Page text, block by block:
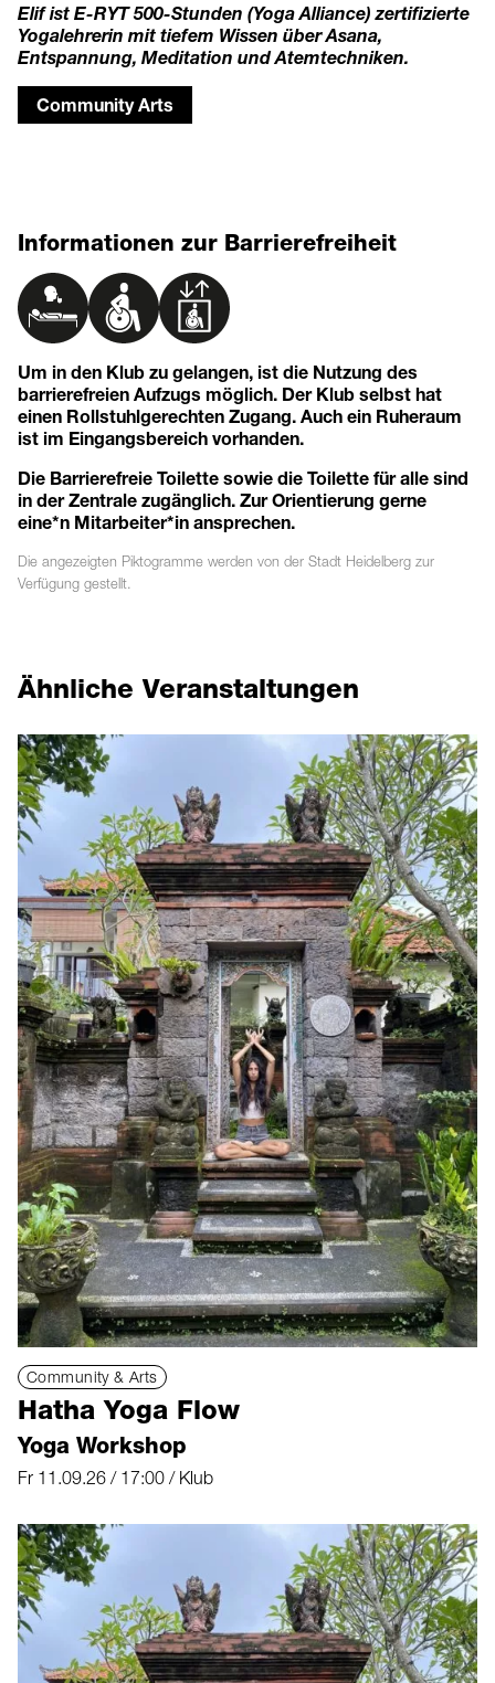
Elif ist E-RYT 500-Stunden (Yoga Alliance) zertifizierte
Yogalehrerin mit tiefem Wissen über Asana,
Entspannung, Meditation und Atemtechniken.
Community Arts
Informationen zur Barrierefreiheit
Um in den Klub zu gelangen, ist die Nutzung des
barrierefreien Aufzugs möglich. Der Klub selbst hat
einen Rollstuhlgerechten Zugang. Auch ein Ruheraum
ist im Eingangsbereich vorhanden.
Die Barrierefreie Toilette sowie die Toilette für alle sind
in der Zentrale zugänglich. Zur Orientierung gerne
eine*n Mitarbeiter*in ansprechen.
Die angezeigten Piktogramme werden von der Stadt Heidelberg zur
Verfügung gestellt.
Ähnliche Veranstaltungen
Community & Arts
Hatha Yoga Flow
Yoga Workshop
Fr 11.09.26 / 17:00 / Klub